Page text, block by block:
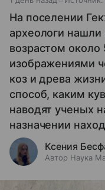
На поселении
археологи нашли
возрастом
изображениями
коз и древа
способ, каким
наводят ученых
назначении
Ксения
Автор Наука